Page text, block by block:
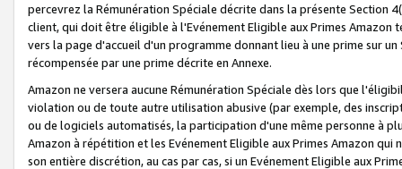
percevrez la Rémunération Spéciale décrite dans la présente Section
client, qui doit être éligible à l'Evénement Eligible aux Primes Amazon
vers la page d'accueil d'un programme donnant lieu à une prime sur
récompensée par une prime décrite en Annexe.
Amazon ne versera aucune Rémunération Spéciale dès lors que
violation ou de toute autre utilisation abusive (par exemple, des
ou de logiciels automatisés, la participation d'une même personne à
Amazon à répétition et les Evénement Eligible aux Primes Amazon qui
son entière discrétion, au cas par cas, si un Evénement Eligible aux